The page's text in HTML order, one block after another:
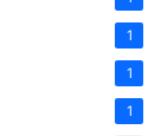
1
1
1